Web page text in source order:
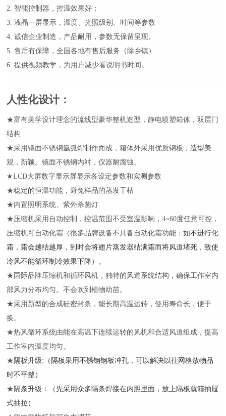
2. 智能控制器，控温效果好；
3. 液晶一屏显示，温度、光照级别、时间等参数
4. 诚信企业制造，产品耐用，参数无保留呈现。
5. 售后有保障，全国各地有售后服务（除乡镇）
6. 提供视频教学，为用户减少看说明书时间。
人性化设计：
★富有美学设计理念的流线型豪华整机造型，静电喷塑箱体，双层门
结构
★采用镜面不锈钢氩弧焊制作而成，箱体外采用优质钢板，造型美
观，新颖。镜面不锈钢内衬，仪器耐腐蚀。
★LCD大屏数字显示屏显示各设定参数和实测参数
★稳定的恒温功能，避免样品的蒸发干枯
★内置照明系统、紫外杀菌灯
★压缩机采用自动控制，控温范围不受室温影响，4~60度任意可控，
压缩机可自动化霜（很多品牌设备不具备自动化霜功能：如不进行化
霜，霜会越结越厚，到时会将翅片蒸发器结满霜而将风道堵死，致使
冷风不能循环制冷效果下降）。
★国际品牌压缩机和循环风机，独特的风道系统结构，确保工作室内
部风力分布均匀。不会吹到植物幼苗。
★采用新型的合成硅密封条，能长期高温运转，使用寿命长，便于
换。
★热风循环系统由能在高温下连续运转的风机和合适风道组成，提高
工作室内温度均匀。
★ 隔板升级: （隔板采用不锈钢钢板冲孔，可以解决以往网格放物品
时不平整）
★ 隔条升级：（先采用众多隔条焊接在内胆里面，放上隔板就箱抽屉
式抽拉）